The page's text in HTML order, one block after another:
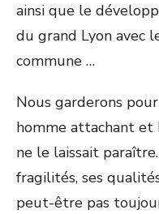
ainsi que le
du grand Lyon avec
commune …
Nous garderons
homme attachant et
ne le laissait
fragilités, ses
peut-être pas